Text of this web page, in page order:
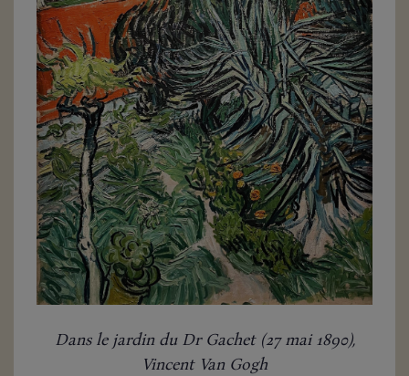
Dans le jardin du Dr Gachet (27 mai 1890),
Vincent Van Gogh